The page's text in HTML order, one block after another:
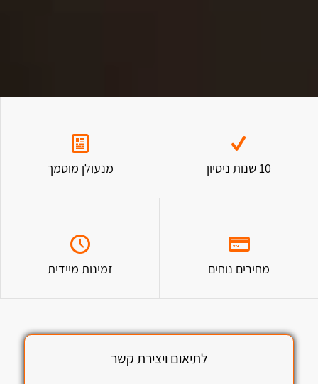
10 שנות ניסיון מנעולן מוסמך
מחירים נוחים זמינות מיידית
לתיאום ויצירת קשר